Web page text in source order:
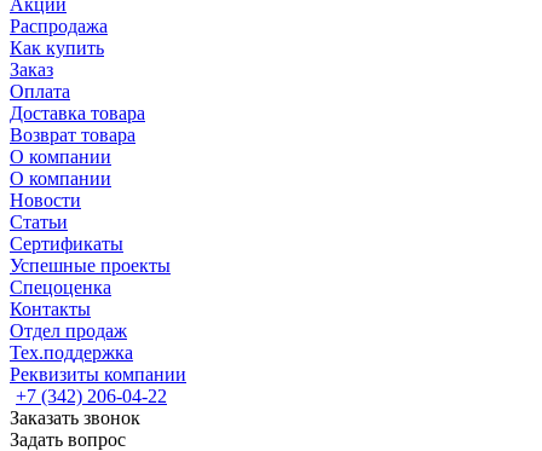
Акции
Распродажа
Как купить
Заказ
Оплата
Доставка товара
Возврат товара
О компании
О компании
Новости
Статьи
Сертификаты
Успешные проекты
Спецоценка
Контакты
Отдел продаж
Тех.поддержка
Реквизиты компании
+7 (342) 206-04-22
Заказать звонок
Задать вопрос